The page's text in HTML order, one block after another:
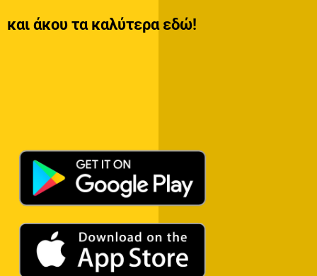
και άκου τα καλύτερα εδώ!